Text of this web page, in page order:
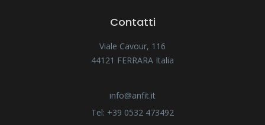
Contatti
Viale Cavour, 116
44121 FERRARA Italia
info@anfit.it
Tel: +39 0532 473492